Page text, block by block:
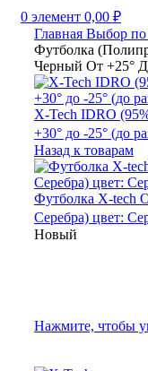
0 элемент 0,00 ₽
Главная Выбор по
Футболка
Черный От +25°
X-Tech IDRO
+30° до -25° (до
Назад к товарам
Футболка X-tech
Серебра) цвет:
Новый
Нажмите, чтобы